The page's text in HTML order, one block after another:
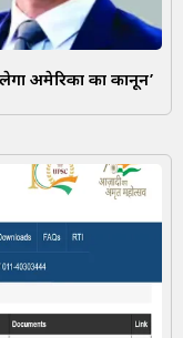
अमेरिका का कानून’